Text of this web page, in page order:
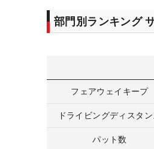
部門別ランキング
フェアウェイキープ
ドライビングディスタン
パット数